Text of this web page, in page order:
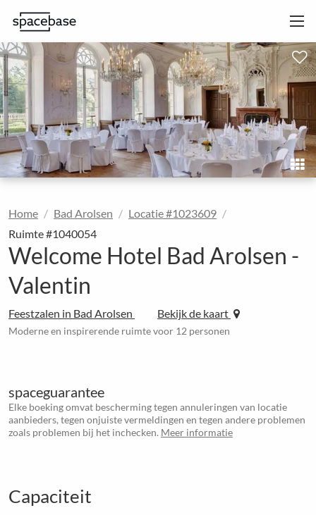
Home Bad Arolsen
Locatie #1023609
Ruimte #1040054
Welcome Hotel Bad Arolsen -
Valentin
Feestzalen in Bad Arolsen Bekijk de kaart
Moderne en inspirerende ruimte voor 12 personen
spaceguarantee
Elke boeking omvat bescherming tegen annuleringen van locatie
aanbieders, tegen onjuiste vermeldingen en tegen andere problemen
zoals problemen bij het inchecken. Meer informatie
Capaciteit